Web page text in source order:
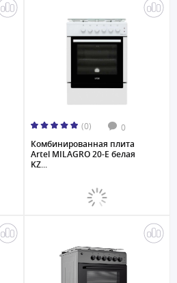
(0) 0
Комбинированная плита
Artel MILAGRO 20-E белая
KZ...